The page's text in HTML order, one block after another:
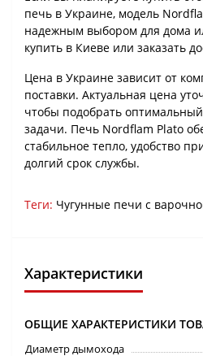
печь в Украине, модель
надежным выбором для дома
купить в Киеве или заказать
Цена в Украине зависит от
поставки. Актуальная цена
чтобы подобрать
задачи. Печь Nordflam Plato
стабильное тепло, удобство
долгий срок службы.
Теги: Чугунные печи с
Характеристики
ОБЩИЕ ХАРАКТЕРИСТИКИ
Диаметр дымохода